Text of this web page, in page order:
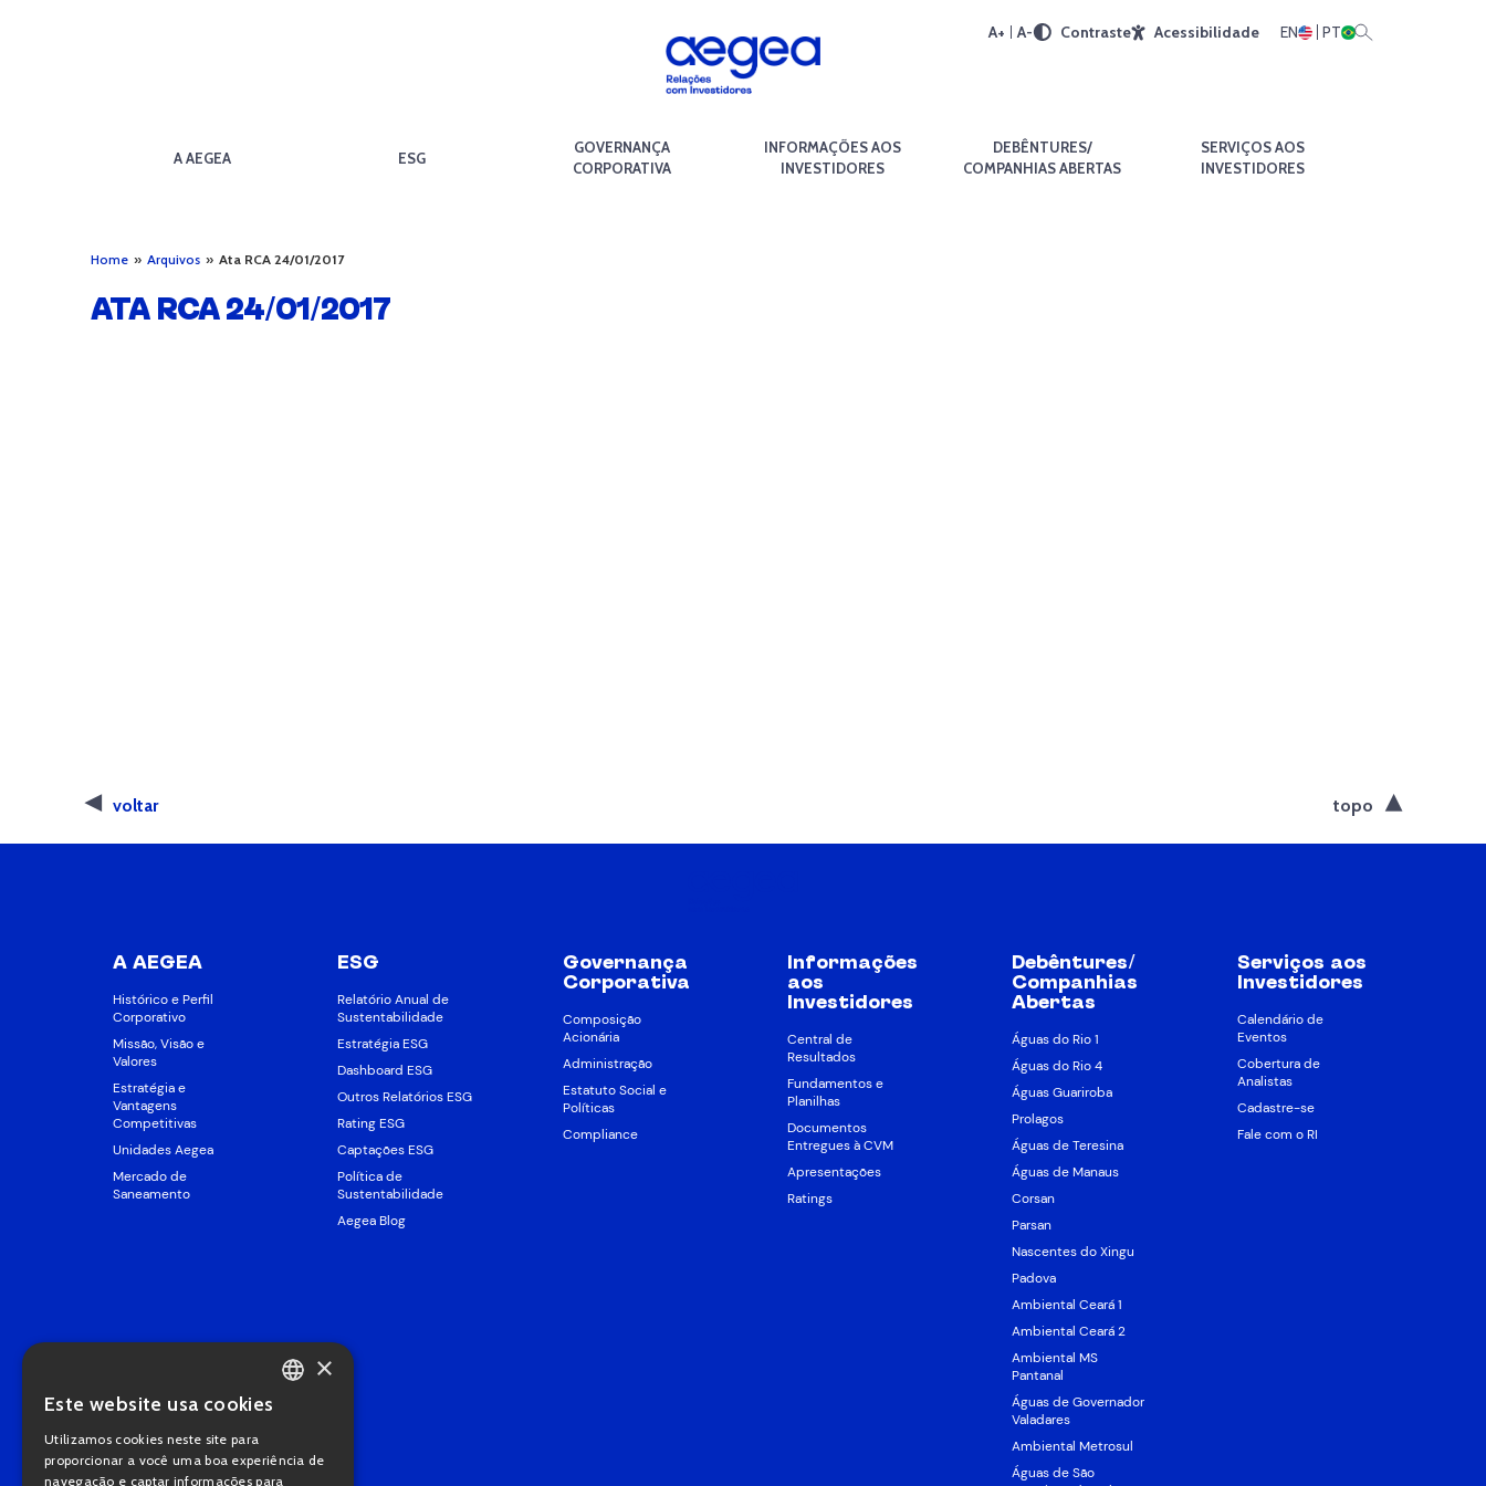
A+ A- Contraste Acessibilidade EN PT
A AEGEA ESG
GOVERNANÇA
CORPORATIVA
INFORMAÇÕES AOS
INVESTIDORES
DEBÊNTURES/
COMPANHIAS ABERTAS
SERVIÇOS AOS
INVESTIDORES
Home » Arquivos » Ata RCA 24/01/2017
ATA RCA 24/01/2017
voltar topo
A AEGEA
Histórico e Perfil
Corporativo
Missão, Visão e
Valores
Estratégia e
Vantagens
Competitivas
Unidades Aegea
Mercado de
Saneamento
ESG
Relatório Anual de
Sustentabilidade
Estratégia ESG
Dashboard ESG
Outros Relatórios ESG
Rating ESG
Captações ESG
Política de
Sustentabilidade
Aegea Blog
Governança
Corporativa
Composição
Acionária
Administração
Estatuto Social e
Políticas
Compliance
Informações
aos
Investidores
Central de
Resultados
Fundamentos e
Planilhas
Documentos
Entregues à CVM
Apresentações
Ratings
Debêntures/
Companhias
Abertas
Águas do Rio 1
Águas do Rio 4
Águas Guariroba
Prolagos
Águas de Teresina
Águas de Manaus
Corsan
Parsan
Nascentes do Xingu
Padova
Ambiental Ceará 1
Ambiental Ceará 2
Ambiental MS
Pantanal
Águas de Governador
Valadares
Ambiental Metrosul
Águas de São
Serviços aos
Investidores
Calendário de
Eventos
Cobertura de
Analistas
Cadastre-se
Fale com o RI
PORTUGUESE
×
Este website usa cookies
Utilizamos cookies neste site para
proporcionar a você uma boa experiência de
navegação e captar informações para